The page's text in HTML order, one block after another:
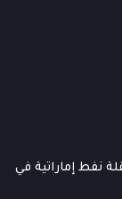
نفط إماراتية في